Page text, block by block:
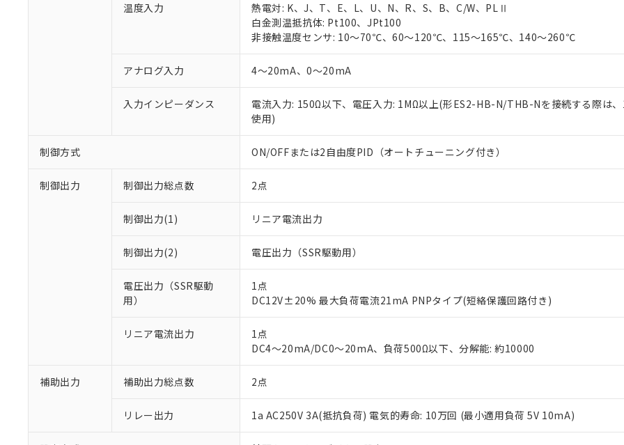
温度入力
熱電対: K、J、T、E、L、U、N、R、S、B、C/W、PLⅡ
白金測温抵抗体: Pt100、JPt100
非接触温度センサ: 10～70℃、60～120℃、115～165℃、140～260℃
アナログ入力 4～20mA、0～20mA
入力インピーダンス
電流入力: 150Ω以下、電圧入力: 1MΩ以上(形ES2-HB-N/THB-Nを接続する際は
使用)
制御方式 ON/OFFまたは2自由度PID（オートチューニング付き）
制御出力 制御出力総点数 2点
制御出力(1) リニア電流出力
制御出力(2) 電圧出力（SSR駆動用）
電圧出力（SSR駆動
用）
1点
DC12V±20% 最大負荷電流21mA PNPタイプ(短絡保護回路付き)
リニア電流出力
1点
DC4～20mA/DC0～20mA、負荷500Ω以下、分解能: 約10000
補助出力 補助出力総点数 2点
リレー出力 1a AC250V 3A(抵抗負荷) 電気的寿命: 10万回 (最小適用負荷 5V 10mA)
※1 対応状況
対応済み：EU RoHS指令（10物質）の非含有に対応した製品が提供可能な商品です。